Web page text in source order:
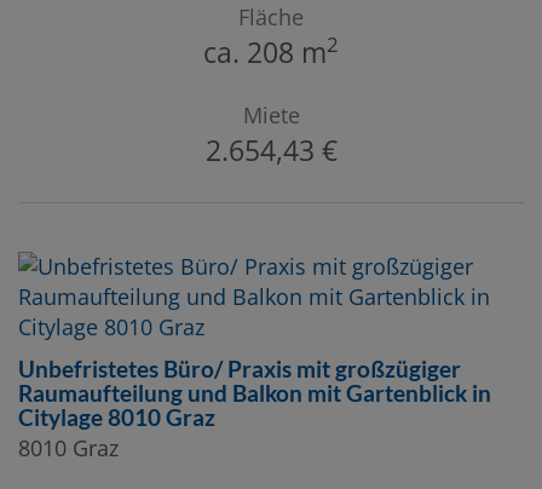
Fläche
ca. 208 m2
Miete
2.654,43 €
Unbefristetes Büro/ Praxis mit großzügiger
Raumaufteilung und Balkon mit Gartenblick in
Citylage 8010 Graz
8010 Graz